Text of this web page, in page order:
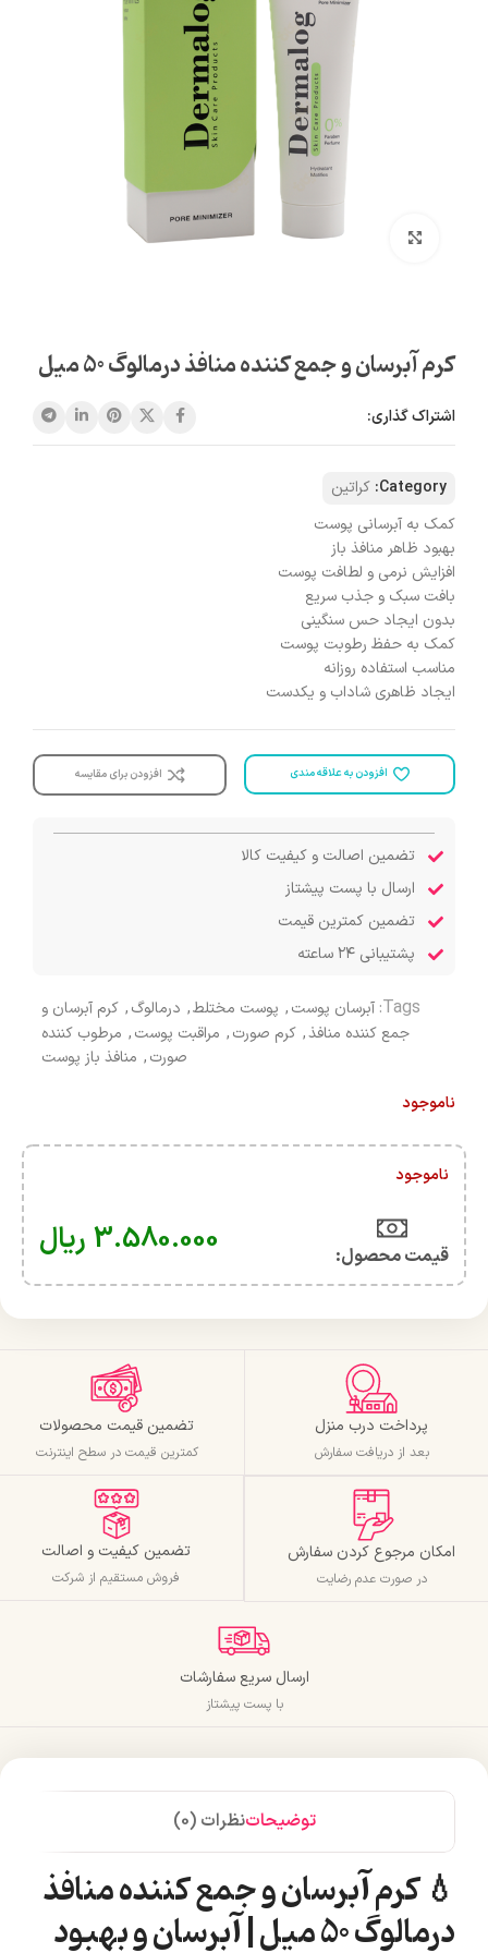
بزرگنمایی تصویر
کرم آبرسان و جمع کننده منافذ درمالوگ 50 میل
اشتراک گذاری:
Category: کراتین
کمک به آبرسانی پوست
بهبود ظاهر منافذ باز
افزایش نرمی و لطافت پوست
بافت سبک و جذب سریع
بدون ایجاد حس سنگینی
کمک به حفظ رطوبت پوست
مناسب استفاده روزانه
ایجاد ظاهری شاداب و یکدست
افزودن به علاقه مندی افزودن برای مقایسه
تضمین اصالت و کیفیت کالا
ارسال با پست پیشتاز
تضمین کمترین قیمت
پشتیبانی ۲۴ ساعته
Tags: آبرسان پوست, پوست مختلط, درمالوگ, کرم آبرسان و
جمع کننده منافذ, کرم صورت, مراقبت پوست, مرطوب کننده
صورت, منافذ باز پوست
ناموجود
ناموجود
قیمت محصول:​ 3.580.000 ریال
پرداخت درب منزل
بعد از دریافت سفارش
تضمین قیمت محصولات
کمترین قیمت در سطح اینترنت
امکان مرجوع کردن سفارش
در صورت عدم رضایت
تضمین کیفیت و اصالت
فروش مستقیم از شرکت
ارسال سریع سفارشات
با پست پیشتاز
توضیحاتنظرات (0)
💧 کرم آبرسان و جمع کننده منافذ
درمالوگ 50 میل | آبرسان و بهبود